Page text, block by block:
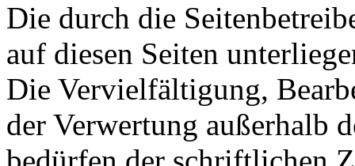
Die durch die
auf diesen Seiten
Die Vervielfältigung,
der Verwertung außerhalb